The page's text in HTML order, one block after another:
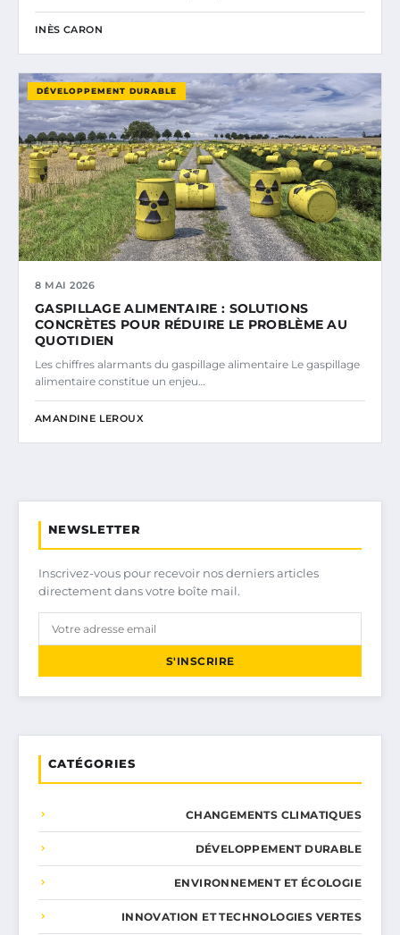
INÈS CARON
DÉVELOPPEMENT DURABLE
8 MAI 2026
GASPILLAGE ALIMENTAIRE : SOLUTIONS
CONCRÈTES POUR RÉDUIRE LE PROBLÈME AU
QUOTIDIEN
Les chiffres alarmants du gaspillage alimentaire Le gaspillage
alimentaire constitue un enjeu…
AMANDINE LEROUX
NEWSLETTER
Inscrivez-vous pour recevoir nos derniers articles
directement dans votre boîte mail.
S'INSCRIRE
CATÉGORIES
CHANGEMENTS CLIMATIQUES
DÉVELOPPEMENT DURABLE
ENVIRONNEMENT ET ÉCOLOGIE
INNOVATION ET TECHNOLOGIES VERTES